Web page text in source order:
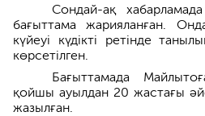
Сондай-ақ
бағыттама жарияланған.
күйеуі күдікті ретінде
көрсетілген.
Бағыттамада
қойшы ауылдан 20 жастағы
жазылған.